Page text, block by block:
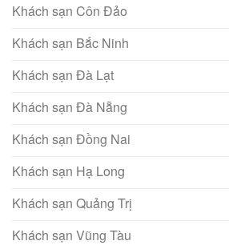
Khách sạn Côn Đảo
Khách sạn Bắc Ninh
Khách sạn Đà Lạt
Khách sạn Đà Nẵng
Khách sạn Đồng Nai
Khách sạn Hạ Long
Khách sạn Quảng Trị
Khách sạn Vũng Tàu